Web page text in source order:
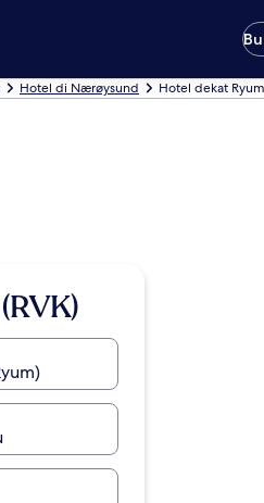
Hotel di Nærøysund Hotel dekat Ryum